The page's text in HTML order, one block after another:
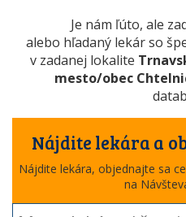
Je nám ľúto, ale
alebo hľadaný lekár so
v zadanej lokalite
mesto/obec
Nájdite lekára a
Nájdite lekára, objednajte sa
na